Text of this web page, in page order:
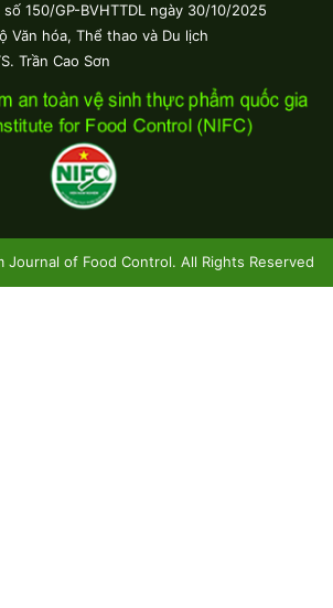
150/GP-BVHTTDL ngày 30/10/2025
Văn hóa, Thể thao và Du lịch
Trần Cao Sơn
of Food Control. All Rights Reserved